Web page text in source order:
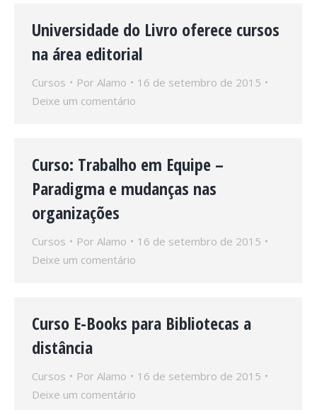
Universidade do Livro oferece cursos
na área editorial
Cursos Por Alamo
16 de setembro de 2015
Deixe um comentário
Curso: Trabalho em Equipe –
Paradigma e mudanças nas
organizações
Cursos Por Alamo
16 de setembro de 2015
Deixe um comentário
Curso E-Books para Bibliotecas a
distância
Cursos Por Alamo
16 de setembro de 2015
Deixe um comentário